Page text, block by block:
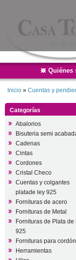
Quiénes
Inicio » Cuentas y
Categorías
Abalorios
Bisuteria semi
Cadenas
Cintas
Cordones
Cristal Checo
Cuentas y colgantes
platade ley 925
Fornituras de acero
Fornituras de Metal
Fornituras de Plata de
925
Fornituras para cordón
Herramientas